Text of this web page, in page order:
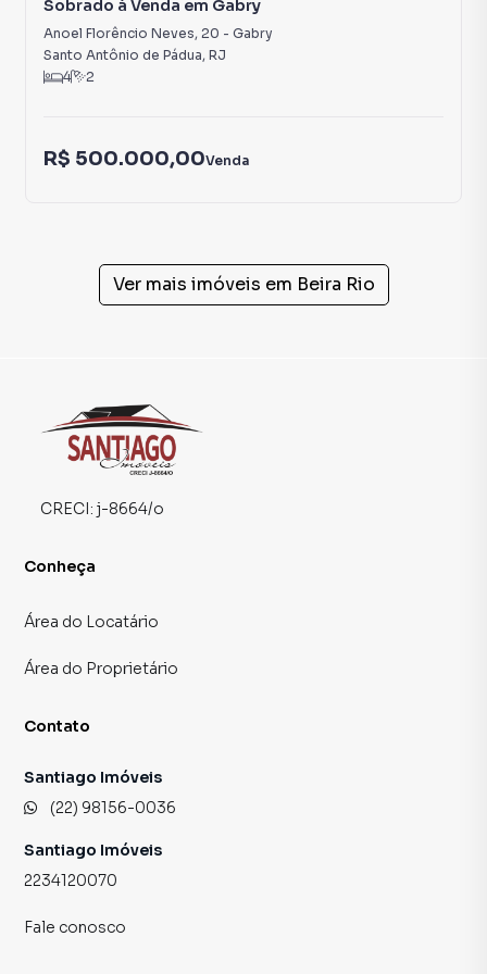
Sobrado à Venda em Gabry
Anoel Florêncio Neves, 20 - Gabry
Santo Antônio de Pádua, RJ
4
2
R$ 500.000,00Venda
Ver mais imóveis em Beira Rio
CRECI: j-8664/o
Conheça
Área do Locatário
Área do Proprietário
Contato
Santiago Imóveis
(22) 98156-0036
Santiago Imóveis
2234120070
Fale conosco